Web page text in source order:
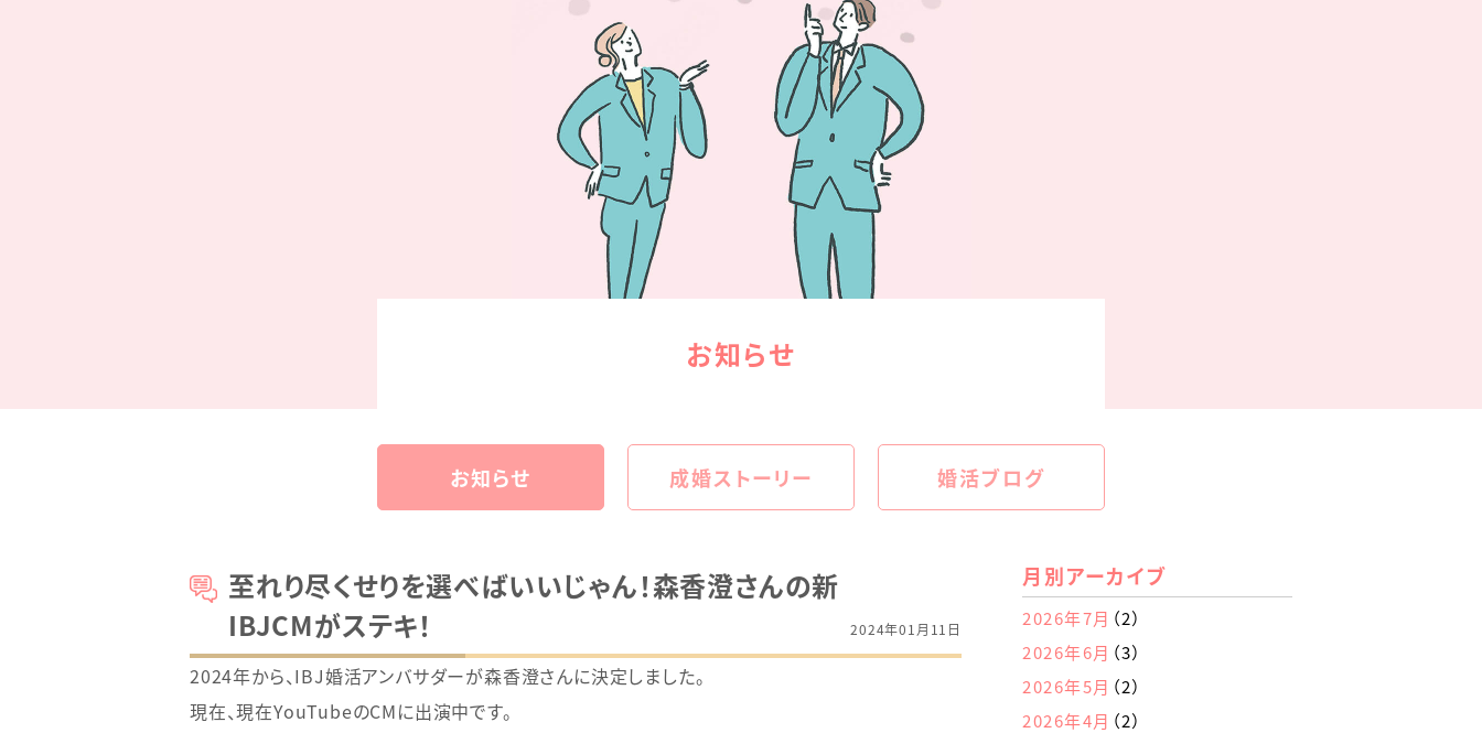
お知らせ
お知らせ 成婚ストーリー 婚活ブログ
至れり尽くせりを選べばいいじゃん！森香澄さんの新
IBJCMがステキ！
2024年01月11日
2024年から、IBJ婚活アンバサダーが森香澄さんに決定しました。
現在、現在YouTubeのCMに出演中です。
月別アーカイブ
2026年7月 （2）
2026年6月 （3）
2026年5月 （2）
2026年4月 （2）